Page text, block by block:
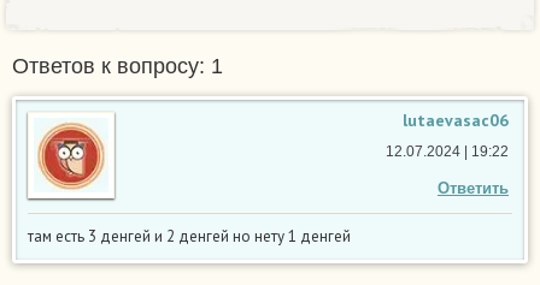
Ответов к вопросу: 1
lutaevasac06
Ответить
12.07.2024 | 19:22
там есть 3 денгей и 2 денгей но нету 1 денгей